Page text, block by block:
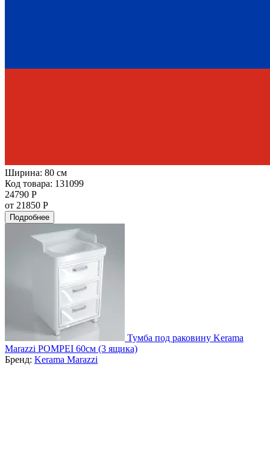
Ширина: 80 см
Код товара: 131099
24790 Р
от 21850 Р
Подробнее
Тумба под раковину Kerama
Marazzi POMPEI 60см (3 ящика)
Бренд: Kerama Marazzi